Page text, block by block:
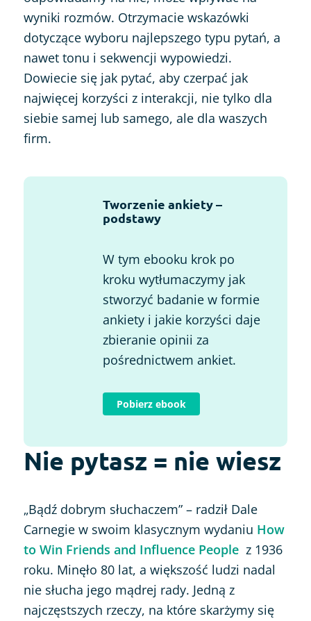
wyniki rozmów. Otrzymacie wskazówki
dotyczące wyboru najlepszego typu pytań, a
nawet tonu i sekwencji wypowiedzi.
Dowiecie się jak pytać, aby czerpać jak
najwięcej korzyści z interakcji, nie tylko dla
siebie samej lub samego, ale dla waszych
firm.
Tworzenie ankiety –
podstawy
W tym ebooku krok po
kroku wytłumaczymy jak
stworzyć badanie w formie
ankiety i jakie korzyści daje
zbieranie opinii za
pośrednictwem ankiet.
Pobierz ebook
Nie pytasz = nie wiesz
„Bądź dobrym słuchaczem” – radził Dale
Carnegie w swoim klasycznym wydaniu How
to Win Friends and Influence People z 1936
roku. Minęło 80 lat, a większość ludzi nadal
nie słucha jego mądrej rady. Jedną z
najczęstszych rzeczy, na które skarżymy się